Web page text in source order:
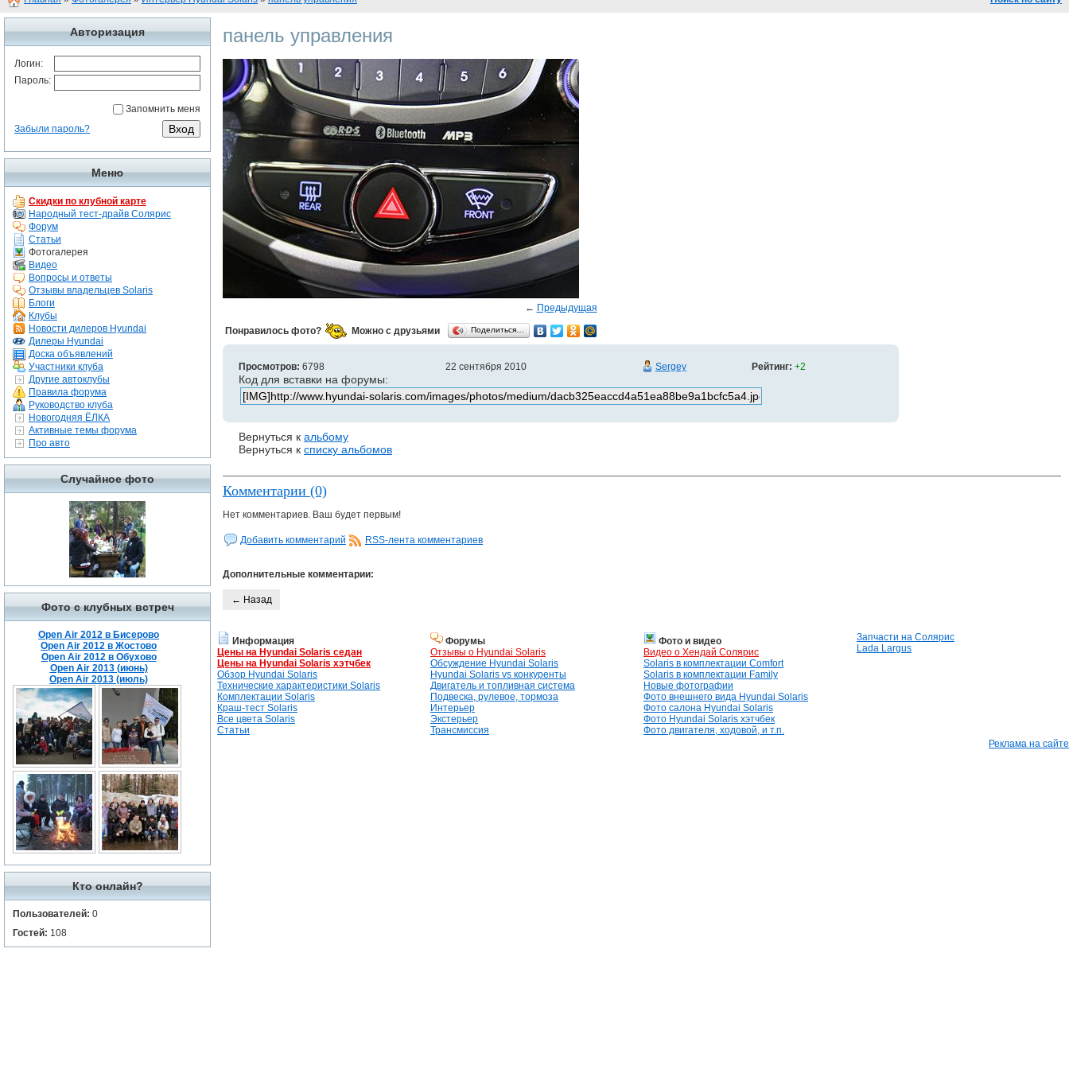
Авторизация
Логин:
Пароль:
Запомнить меня
Забыли пароль?
Меню
Скидки по клубной карте
Народный тест-драйв Солярис
Форум
Статьи
Фотогалерея
Видео
Вопросы и ответы
Отзывы владельцев Solaris
Блоги
Клубы
Новости дилеров Hyundai
Дилеры Hyundai
Доска объявлений
Участники клуба
Другие автоклубы
Правила форума
Руководство клуба
Новогодняя ЁЛКА
Активные темы форума
Про авто
Случайное фото
Фото с клубных встреч
Open Air 2012 в Бисерово
Open Air 2012 в Жостово
Open Air 2012 в Обухово
Open Air 2013 (июнь)
Open Air 2013 (июль)
Кто онлайн?
Пользователей: 0
Гостей: 108
панель управления
← Предыдущая
Понравилось фото? Можно с друзьями Поделиться…
Просмотров: 6798 22 сентября 2010 Sergey Рейтинг: +2
Код для вставки на форумы:
Вернуться к альбому
Вернуться к списку альбомов
Комментарии (0)
Нет комментариев. Ваш будет первым!
Добавить комментарий RSS-лента комментариев
Дополнительные комментарии:
← Назад
Информация
Цены на Hyundai Solaris седан
Цены на Hyundai Solaris хэтчбек
Обзор Hyundai Solaris
Технические характеристики Solaris
Комплектации Solaris
Краш-тест Solaris
Все цвета Solaris
Статьи
Форумы
Отзывы о Hyundai Solaris
Обсуждение Hyundai Solaris
Hyundai Solaris vs конкуренты
Двигатель и топливная система
Подвеска, рулевое, тормоза
Интерьер
Экстерьер
Трансмиссия
Фото и видео
Видео о Хендай Солярис
Solaris в комплектации Comfort
Solaris в комплектации Family
Новые фотографии
Фото внешнего вида Hyundai Solaris
Фото салона Hyundai Solaris
Фото Hyundai Solaris хэтчбек
Фото двигателя, ходовой, и т.п.
Запчасти на Солярис
Lada Largus
Реклама на сайте